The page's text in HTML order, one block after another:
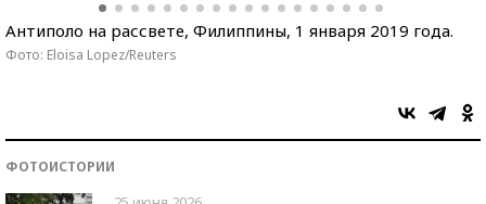
Антиполо на рассвете, Филиппины, 1 января 2019 года.
Фото: Eloisa Lopez/Reuters
ФОТОИСТОРИИ